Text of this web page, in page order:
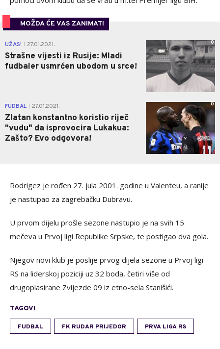
MOŽDA ĆE VAS ZANIMATI
UŽAS! 27.01.2021.
Strašne vijesti iz Rusije: Mladi
fudbaler usmrćen ubodom u srce!
0
FUDBAL 27.01.2021.
Zlatan konstantno koristio riječ
"vudu" da isprovocira Lukakua:
Zašto? Evo odgovora!
0
Rodrigez je rođen 27. jula 2001. godine u Valenteu, a ranije
je nastupao za zagrebačku Dubravu.
U prvom dijelu prošle sezone nastupio je na svih 15
mečeva u Prvoj ligi Republike Srpske, te postigao dva gola.
Njegov novi klub je poslije prvog dijela sezone u Prvoj ligi
RS na liderskoj poziciji uz 32 boda, četiri više od
drugoplasirane Zvijezde 09 iz etno-sela Stanišići.
TAGOVI
FUDBAL FK RUDAR PRIJEDOR PRVA LIGA RS